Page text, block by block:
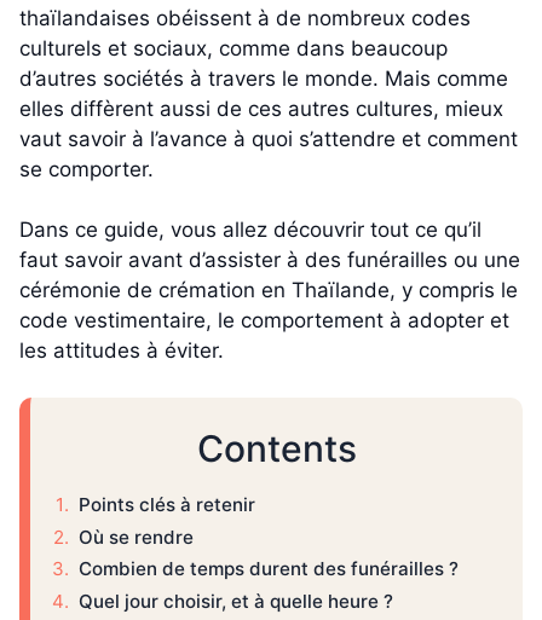
thaïlandaises obéissent à de nombreux codes
culturels et sociaux, comme dans beaucoup
d’autres sociétés à travers le monde. Mais comme
elles diffèrent aussi de ces autres cultures, mieux
vaut savoir à l’avance à quoi s’attendre et comment
se comporter.
Dans ce guide, vous allez découvrir tout ce qu’il
faut savoir avant d’assister à des funérailles ou une
cérémonie de crémation en Thaïlande, y compris le
code vestimentaire, le comportement à adopter et
les attitudes à éviter.
Contents
Points clés à retenir
Où se rendre
Combien de temps durent des funérailles ?
Quel jour choisir, et à quelle heure ?